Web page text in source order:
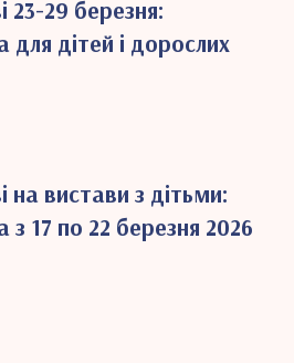
23-29 березня:
дітей і дорослих
на вистави з дітьми:
17 по 22 березня 2026